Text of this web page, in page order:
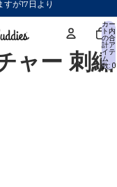
が17日より
カー
ト内
の合
計ア
イテ
ム
数: 0
ャー 刺繍